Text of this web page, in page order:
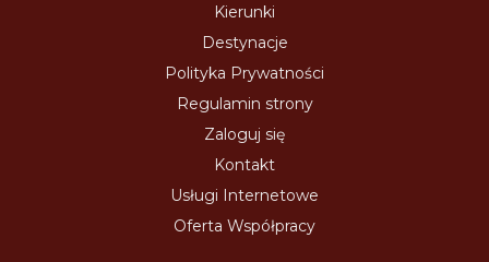
Kierunki
Destynacje
Polityka Prywatności
Regulamin strony
Zaloguj się
Kontakt
Usługi Internetowe
Oferta Współpracy